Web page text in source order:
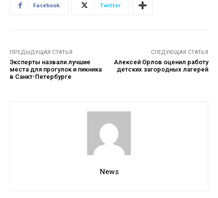
Facebook Twitter
ПРЕДЫДУЩАЯ СТАТЬЯ
Эксперты назвали лучшие
места для прогулок и пикника
в Санкт-Петербурге
СЛЕДУЮЩАЯ СТАТЬЯ
Алексей Орлов оценил работу
детских загородных лагерей
News